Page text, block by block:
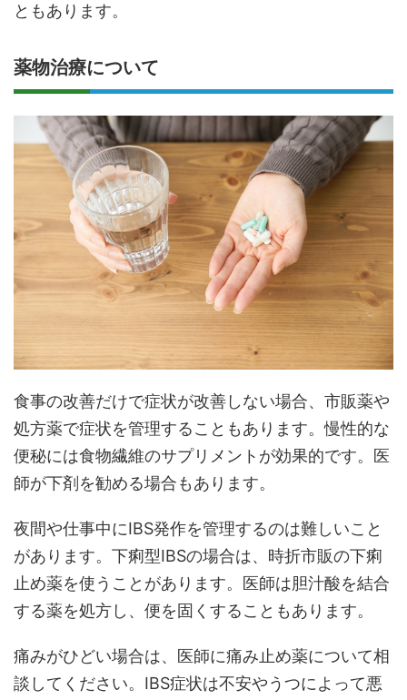
ともあります。
薬物治療について
食事の改善だけで症状が改善しない場合、市販薬や
処方薬で症状を管理することもあります。慢性的な
便秘には食物繊維のサプリメントが効果的です。医
師が下剤を勧める場合もあります。
夜間や仕事中にIBS発作を管理するのは難しいこと
があります。下痢型IBSの場合は、時折市販の下痢
止め薬を使うことがあります。医師は胆汁酸を結合
する薬を処方し、便を固くすることもあります。
痛みがひどい場合は、医師に痛み止め薬について相
談してください。IBS症状は不安やうつによって悪